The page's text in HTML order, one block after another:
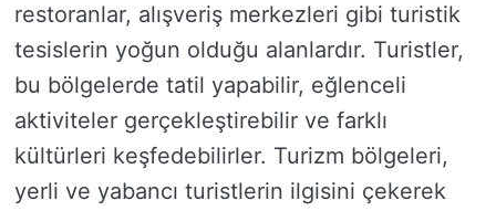
restoranlar, alışveriş merkezleri gibi turistik
tesislerin yoğun olduğu alanlardır. Turistler,
bu bölgelerde tatil yapabilir, eğlenceli
aktiviteler gerçekleştirebilir ve farklı
kültürleri keşfedebilirler. Turizm bölgeleri,
yerli ve yabancı turistlerin ilgisini çekerek